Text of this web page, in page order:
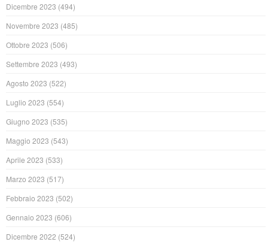
Dicembre 2023 (494)
Novembre 2023 (485)
Ottobre 2023 (506)
Settembre 2023 (493)
Agosto 2023 (522)
Luglio 2023 (554)
Giugno 2023 (535)
Maggio 2023 (543)
Aprile 2023 (533)
Marzo 2023 (517)
Febbraio 2023 (502)
Gennaio 2023 (606)
Dicembre 2022 (524)